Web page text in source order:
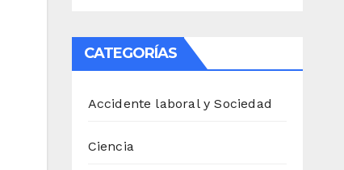
CATEGORÍAS
Accidente laboral y Sociedad
Ciencia